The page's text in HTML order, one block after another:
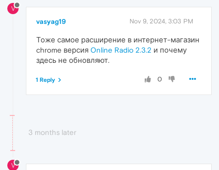
V
vasyag19 Nov 9, 2024, 3:03 PM
Тоже самое расширение в интернет-магазин
chrome версия Online Radio 2.3.2 и почему
здесь не обновляют.
0
1 Reply
3 months later
V